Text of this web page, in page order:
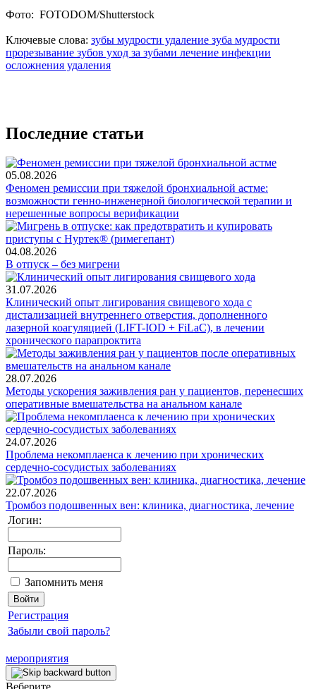
Фото: FOTODOM/Shutterstoсk
Ключевые слова: зубы мудрости удаление зуба мудрости
прорезывание зубов уход за зубами лечение инфекции
осложнения удаления
Последние статьи
05.08.2026
Феномен ремиссии при тяжелой бронхиальной астме:
возможности генно-инженерной биологической терапии и
нерешенные вопросы верификации
04.08.2026
В отпуск – без мигрени
31.07.2026
Клинический опыт лигирования свищевого хода с
дистализацией внутреннего отверстия, дополненного
лазерной коагуляцией (LIFT-IOD + FiLaC), в лечении
хронического парапроктита
28.07.2026
Методы ускорения заживления ран у пациентов, перенесших
оперативные вмешательства на анальном канале
24.07.2026
Проблема некомплаенса к лечению при хронических
сердечно-сосудистых заболеваниях
22.07.2026
Тромбоз подошвенных вен: клиника, диагностика, лечение
Логин:
Пароль:
Запомнить меня
Регистрация
Забыли свой пароль?
мероприятия